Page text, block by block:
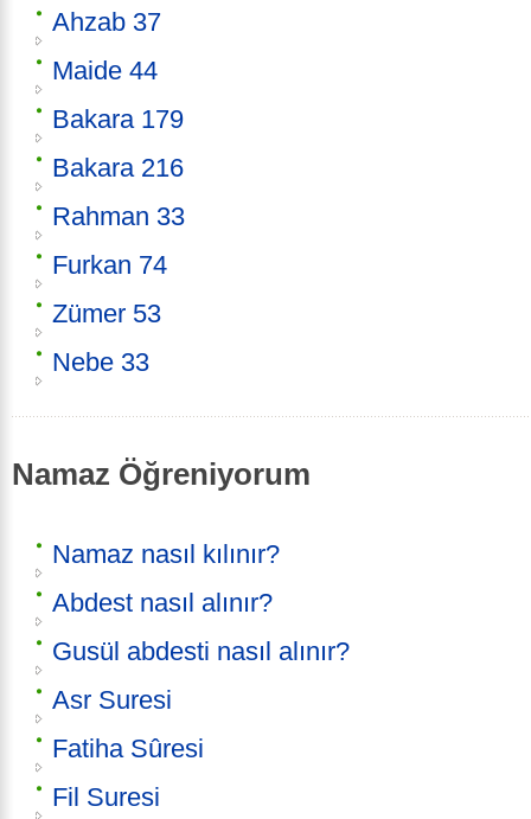
Ahzab 37
Maide 44
Bakara 179
Bakara 216
Rahman 33
Furkan 74
Zümer 53
Nebe 33
Namaz Öğreniyorum
Namaz nasıl kılınır?
Abdest nasıl alınır?
Gusül abdesti nasıl alınır?
Asr Suresi
Fatiha Sûresi
Fil Suresi